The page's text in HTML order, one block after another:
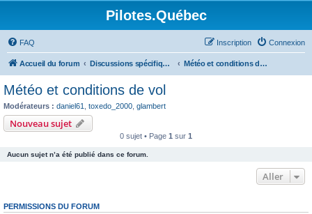
Pilotes.Québec
FAQ Connexion
Inscription
Accueil du forum Discussions spécifiques et techniques Météo et conditions de vol
Météo et conditions de vol
Modérateurs : daniel61 toxedo_2000 glambert
Nouveau sujet
0 sujet • Page 1 sur 1
Aucun sujet n’a été publié dans ce forum.
Aller
PERMISSIONS DU FORUM